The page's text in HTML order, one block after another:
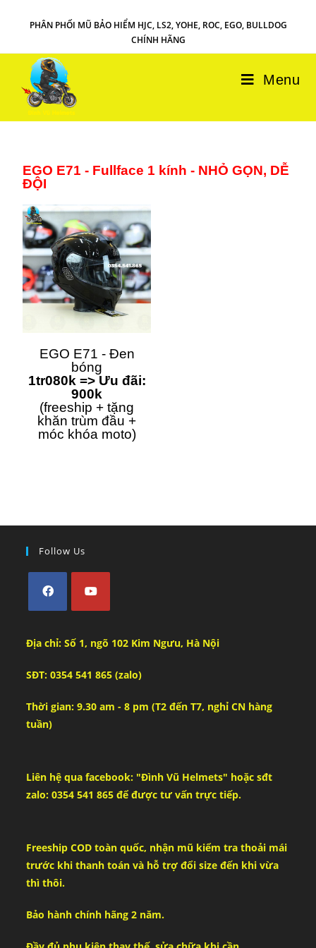
PHÂN PHỐI MŨ BẢO HIỂM HJC, LS2, YOHE, ROC, EGO, BULLDOG
CHÍNH HÃNG
Menu
EGO E71 - Fullface 1 kính - NHỎ GỌN, DỄ
ĐỘI
EGO E71 - Đen
bóng
1tr080k => Ưu đãi:
900k
(freeship + tặng
khăn trùm đầu +
móc khóa moto)
Follow Us
Địa chỉ: Số 1, ngõ 102 Kim Ngưu, Hà Nội
SĐT: 0354 541 865 (zalo)
Thời gian: 9.30 am - 8 pm (T2 đến T7, nghỉ CN hàng
tuần)
Liên hệ qua facebook: "Đình Vũ Helmets" hoặc sđt
zalo: 0354 541 865 để được tư vấn trực tiếp.
Freeship COD toàn quốc, nhận mũ kiểm tra thoải mái
trước khi thanh toán và hỗ trợ đổi size đến khi vừa
thì thôi.
Bảo hành chính hãng 2 năm.